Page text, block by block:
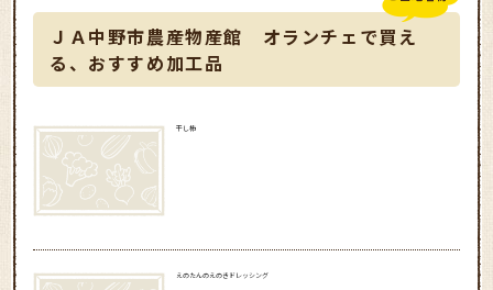
ＪＡ中野市農産物産館 オランチェで買え
る、おすすめ加工品
干し柿
えのたんのえのきドレッシング